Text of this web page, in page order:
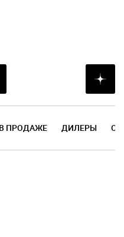
В ПРОДАЖЕ ДИЛЕРЫ